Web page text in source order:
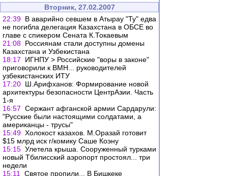
Вторник, 27.02.2007
22:39 В аварийно севшем в Атырау "Ту" едва
не погибла делегация Казахстана в ОБСЕ во
главе с спикером Сената К.Токаевым
21:08 Россиянам стали доступны домены
Казахстана и Узбекистана
18:17
ИГНПУ > Российские "воры в законе"
приговорили к ВМН... руководителей
узбекистанских ИТУ
17:20 Ш.Арифханов: Формирование новой
архитектуры безопасности ЦентрАзии. Часть
1-я
16:57 Сержант афганской армии Сардарули:
"Русские были настоящими солдатами, а
американцы - трусы"
15:49 Холокост казахов. М.Оразай готовит
$15 млрд иск г/комику Саше Коэну
15:15 Улетела крыша. Сооруженный турками
новый Тбилисский аэропорт простоял... три
недели
15:11
Cвятое пропили... В Бишкеке